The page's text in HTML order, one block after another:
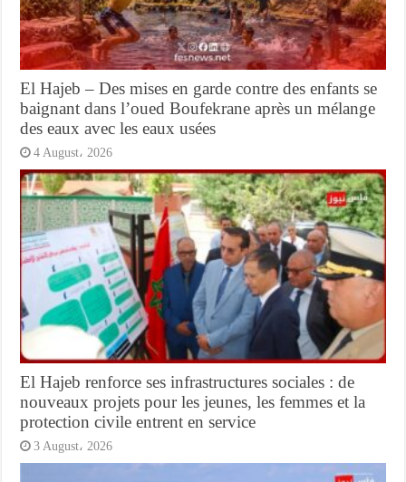
El Hajeb – Des mises en garde contre des enfants se
baignant dans l’oued Boufekrane après un mélange
des eaux avec les eaux usées
4 August، 2026
El Hajeb renforce ses infrastructures sociales : de
nouveaux projets pour les jeunes, les femmes et la
protection civile entrent en service
3 August، 2026